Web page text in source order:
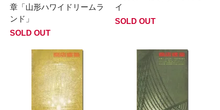
章「山形ハワイドリームラ
ンド」
SOLD OUT
イ
SOLD OUT